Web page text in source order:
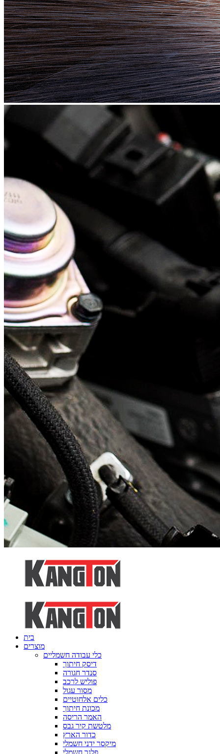
בית
מוצרים
כלי עבודה חשמליים
דיסק חיתוך
סנדר חגורה
פוליש לרכב
מסור עגול
כלים אלחוטיים
מכונת חיתוך
האמר הריסה
מלטשת קיר גבס
כדור הארץ
מיקסר ידני חשמלי
פלנר חשמלי